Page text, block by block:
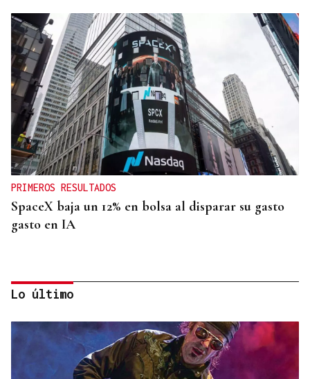
PRIMEROS RESULTADOS
SpaceX baja un 12% en bolsa al disparar su gasto
gasto en IA
Lo último